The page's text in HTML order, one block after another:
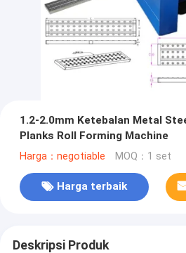
1.2-2.0mm Ketebalan Metal
Planks Roll Forming Machine
Harga：negotiable MOQ：1 set
Harga terbaik
Deskripsi Produk